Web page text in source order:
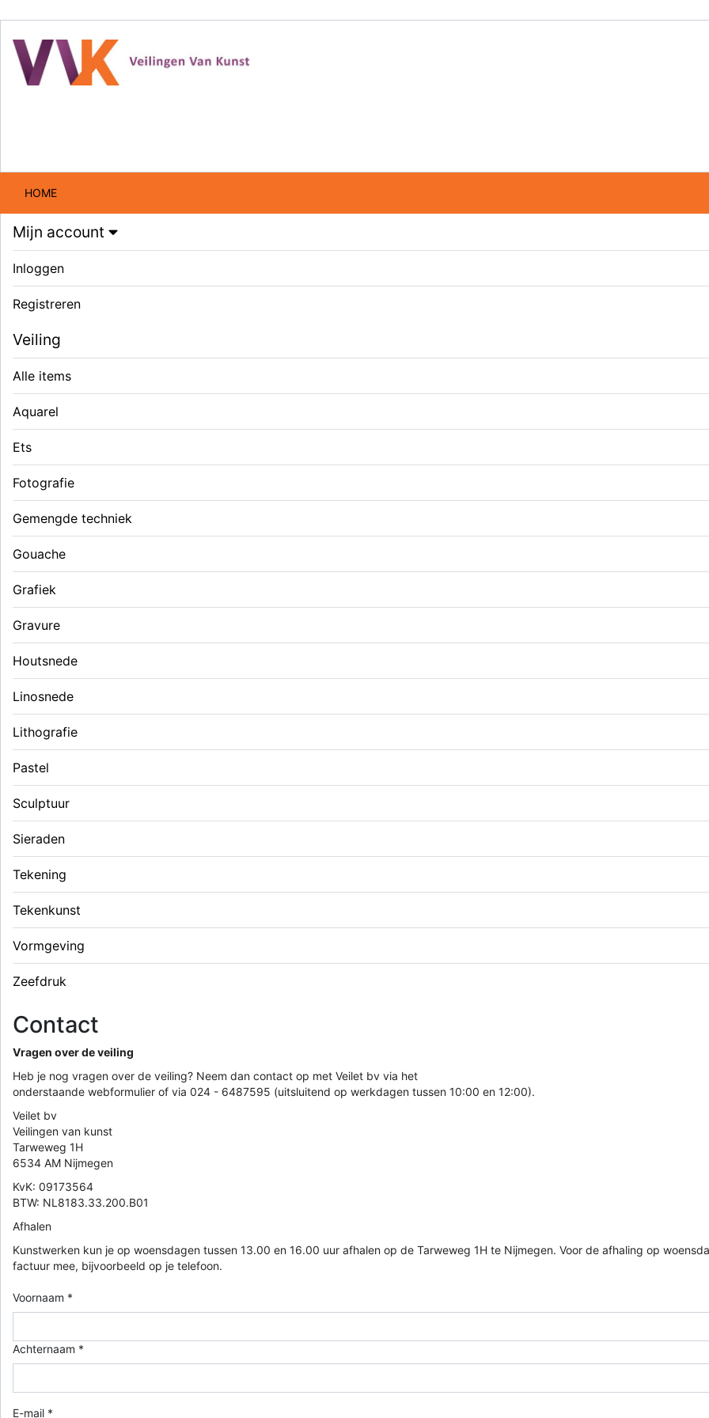
HOME
Mijn account
Inloggen
Registreren
Veiling
Alle items
Aquarel
Ets
Fotografie
Gemengde techniek
Gouache
Grafiek
Gravure
Houtsnede
Linosnede
Lithografie
Pastel
Sculptuur
Sieraden
Tekening
Tekenkunst
Vormgeving
Zeefdruk
Contact
Vragen over de veiling
Heb je nog vragen over de veiling? Neem dan contact op met Veilet bv via het
onderstaande webformulier of via 024 - 6487595 (uitsluitend op werkdagen tussen 10:00 en 12:00).
Veilet bv
Veilingen van kunst
Tarweweg 1H
6534 AM Nijmegen
KvK: 09173564
BTW: NL8183.33.200.B01
Afhalen
Kunstwerken kun je op woensdagen tussen 13.00 en 16.00 uur afhalen op de Tarweweg 1H te Nijmegen. Voor de afhaling op
factuur mee, bijvoorbeeld op je telefoon.
Voornaam *
Achternaam *
E-mail *